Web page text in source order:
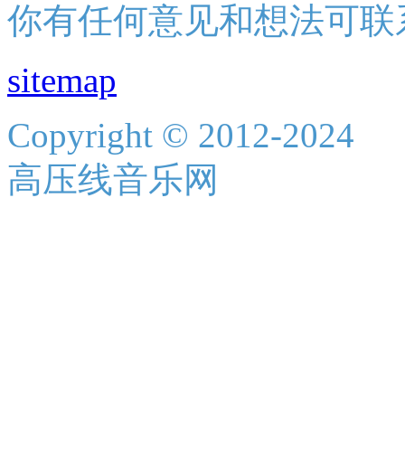
你有任何意见和想法可
sitemap
Copyright © 2012-2024
高压线音乐网